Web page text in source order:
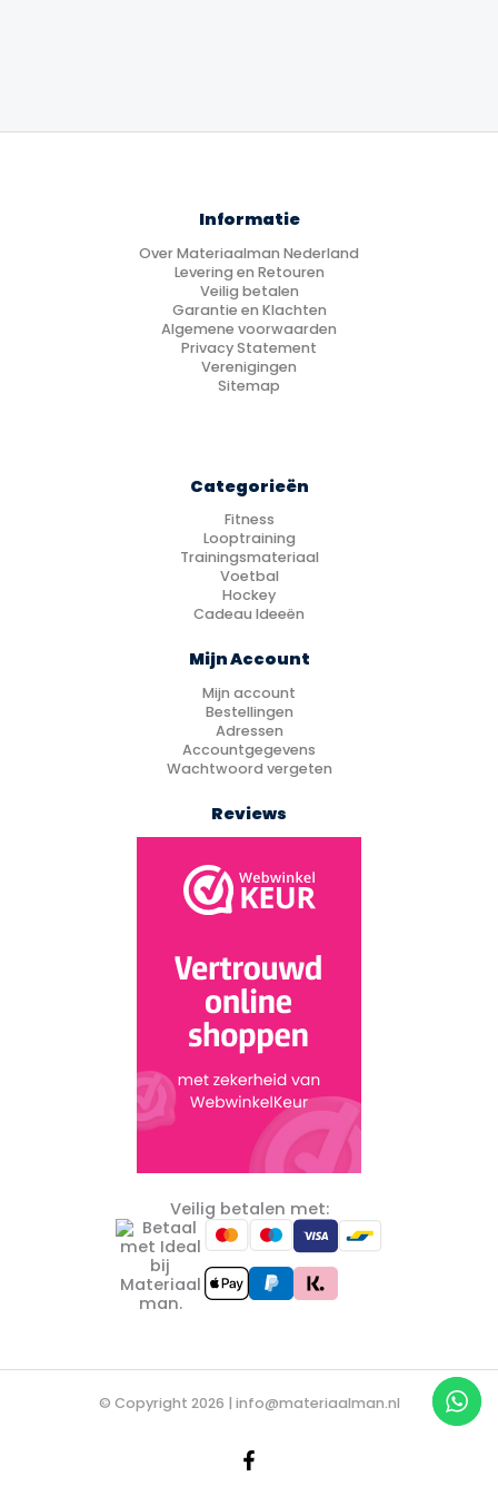
Informatie
Over Materiaalman Nederland
Levering en Retouren
Veilig betalen
Garantie en Klachten
Algemene voorwaarden
Privacy Statement
Verenigingen
Sitemap
Categorieën
Fitness
Looptraining
Trainingsmateriaal
Voetbal
Hockey
Cadeau Ideeën
Mijn Account
Mijn account
Bestellingen
Adressen
Accountgegevens
Wachtwoord vergeten
Reviews
Veilig betalen met:
© Copyright 2026 | info@materiaalman.nl